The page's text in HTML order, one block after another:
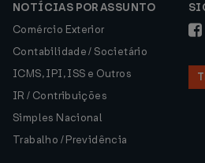
NOTÍCIAS POR ASSUNTO
Comércio Exterior
Contabilidade / Societário
ICMS, IPI, ISS e Outros
IR / Contribuições
Simples Nacional
Trabalho / Previdência